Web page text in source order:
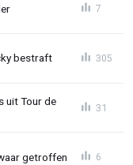
7
bestraft 305
uit Tour de
31
getroffen 6